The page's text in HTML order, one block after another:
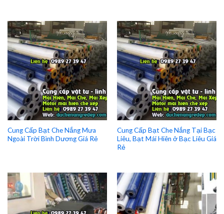
Cung Cấp Bạt Che Nắng Mưa
Ngoài Trời Bình Dương Giá Rẻ
Cung Cấp Bạt Che Nắng Tại Bạc
Liêu, Bạt Mái Hiên ở Bạc Liêu Giá
Rẻ